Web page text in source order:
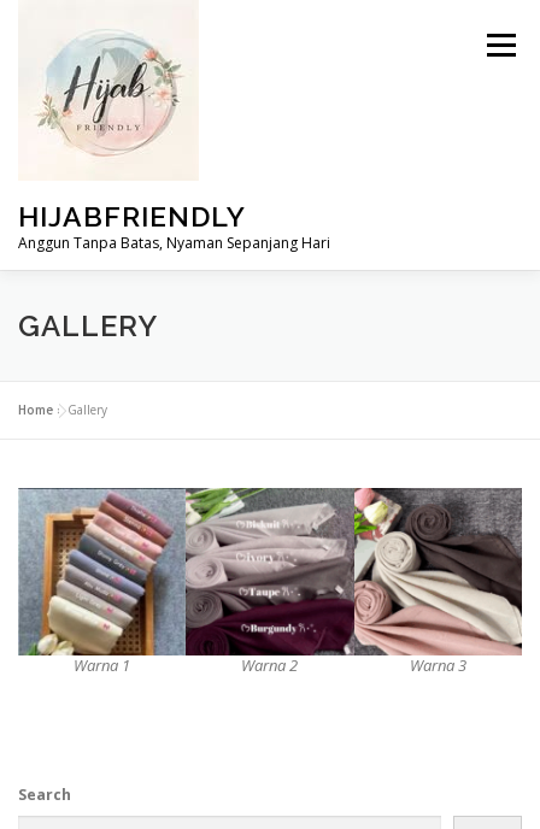
content
HIJABFRIENDLY
Anggun Tanpa Batas, Nyaman Sepanjang Hari
Menu
GALLERY
Home »Gallery
Warna 1 Warna 2 Warna 3
Search